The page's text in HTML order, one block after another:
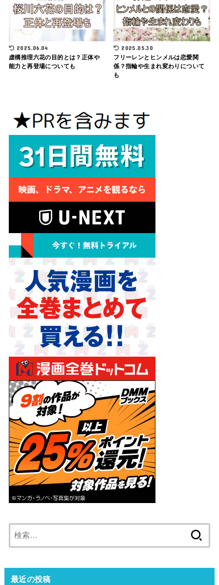
2025.06.04
虚構推理六花の目的とは？正体や
能力と再登場についても
2025.05.30
フリーレンとヒンメルは恋愛関
係？指輪や生まれ変わりについて
も
索:
最近の投稿